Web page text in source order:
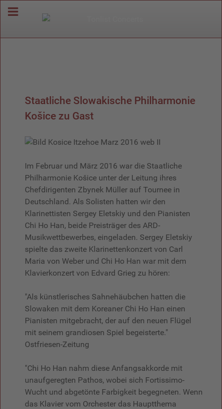
Staatliche Slowakische Philharmonie
Košice zu Gast
Im Februar und März 2016 war die Staatliche
Philharmonie Košice unter der Leitung ihres
Chefdirigenten Zbynek Müller auf Tournee in
Deutschland. Als Solisten hatten wir den
Klarinettisten Sergey Eletskiy und den Pianisten
Chi Ho Han, beide Preisträger des ARD-
Musikwettbewerbes, eingeladen. Sergey Eletskiy
spielte das zweite Klarinettenkonzert von Carl
Maria von Weber und Chi Ho Han war mit dem
Klavierkonzert von Edvard Grieg zu hören:
"Als künstlerisches Sahnehäubchen hatten die
Slowaken mit dem Koreaner Chi Ho Han einen
Pianisten mitgebracht, der auf den neuen Flügel
mit seinem grandiosen Spiel begeisterte."
Ostfriesen-Zeitung
"Chi Ho Han nahm diese Anfangsakkorde mit
unaufgeregten Pathos, wobei sich Fortissimo-
Wucht und abgetönte Farbigkeit begegneten. Wenn
das Klavier vom Orchester das Hauptthema